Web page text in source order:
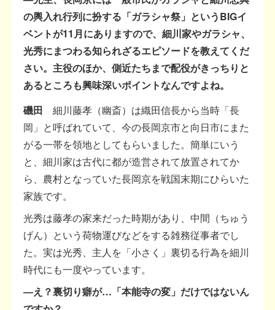
の輿入れ行列に扮する「ガラシャ祭」というBIGイ
ベントが11月にありますので、細川家やガラシャ、
光秀にまつわる知られざるエピソードを教えてくだ
さい。主役のほか、側近たちまで配役がきっちりと
あるところも興味深いポイントなんですよね。
磯田 細川藤孝（幽斎）は織田信長から当時「長
岡」と呼ばれていて、今の長岡京市と向日市にまた
がる一帯を領地としてもらいました。簡単にいう
と、細川家は古代に都が造営されて放置されてか
ら、農村となっていた長岡京を戦国末期にひらいた
家族です。
光秀は藤孝の家来だった時期があり、中間（ちゅう
げん）という荷物運びなどをする雑務従事者でし
た。実は光秀、主人を「小さく」裏切る行為を細川
時代にも一度やっています。
―え？裏切り癖が…「本能寺の変」だけではないん